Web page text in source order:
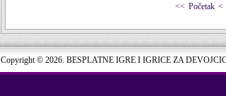
<< Početak <
Copyright © 2026. BESPLATNE IGRE I IGRICE ZA